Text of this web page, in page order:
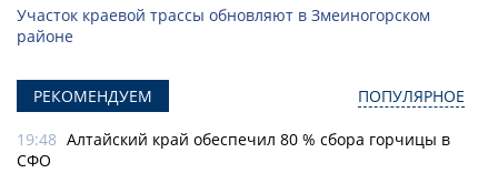
Участок краевой трассы обновляют в Змеиногорском
районе
РЕКОМЕНДУЕМ ПОПУЛЯРНОЕ
19:48 Алтайский край обеспечил 80 % сбора горчицы в
СФО